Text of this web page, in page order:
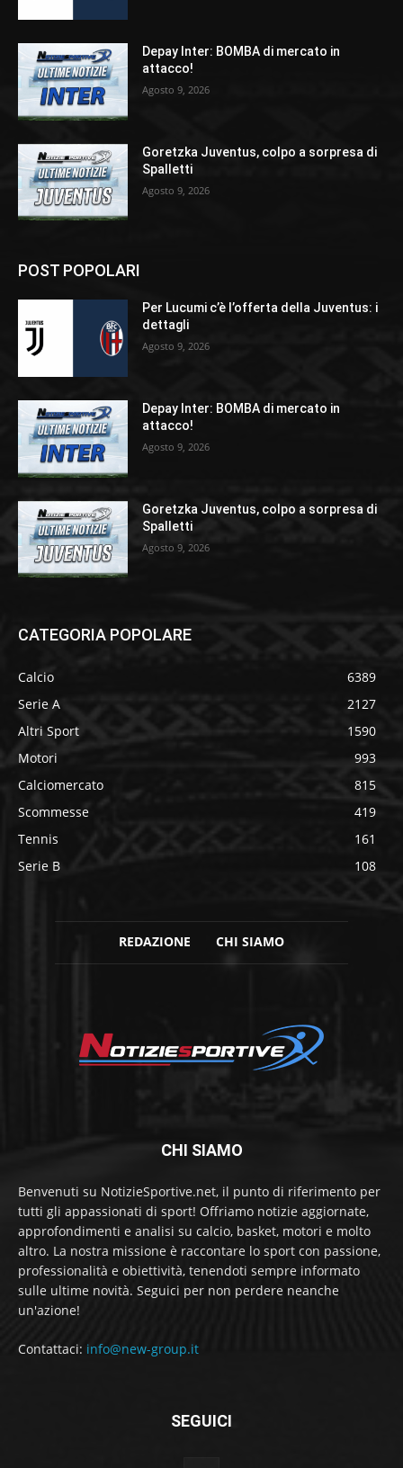
Depay Inter: BOMBA di mercato in
attacco!
Agosto 9, 2026
Goretzka Juventus, colpo a sorpresa di
Spalletti
Agosto 9, 2026
POST POPOLARI
Per Lucumi c’è l’offerta della Juventus: i
dettagli
Agosto 9, 2026
Depay Inter: BOMBA di mercato in
attacco!
Agosto 9, 2026
Goretzka Juventus, colpo a sorpresa di
Spalletti
Agosto 9, 2026
CATEGORIA POPOLARE
Calcio
6389
Serie A
2127
Altri Sport
1590
Motori
993
Calciomercato
815
Scommesse
419
Tennis
161
Serie B
108
REDAZIONE CHI SIAMO
CHI SIAMO
Benvenuti su NotizieSportive.net, il punto di riferimento per
tutti gli appassionati di sport! Offriamo notizie aggiornate,
approfondimenti e analisi su calcio, basket, motori e molto
altro. La nostra missione è raccontare lo sport con passione,
professionalità e obiettività, tenendoti sempre informato
sulle ultime novità. Seguici per non perdere neanche
un'azione!
Contattaci: info@new-group.it
SEGUICI